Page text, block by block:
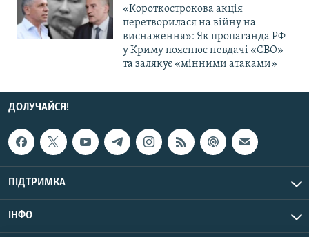
«Короткострокова акція
перетворилася на війну на
виснаження»: Як пропаганда РФ
у Криму пояснює невдачі «СВО»
та залякує «мінними атаками»
ДОЛУЧАЙСЯ!
ПІДТРИМКА
ІНФО